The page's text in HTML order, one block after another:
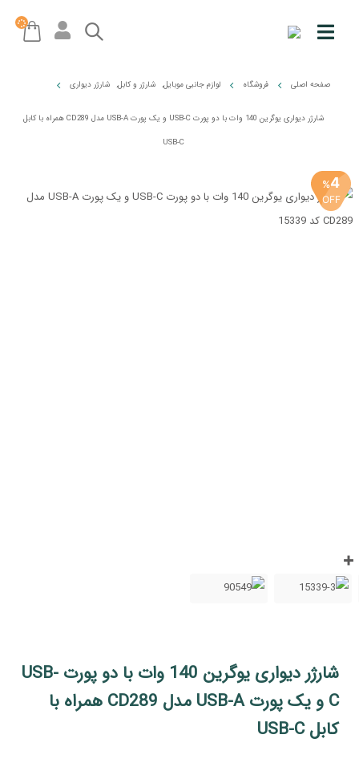
صفحه اصلی فروشگاه لوازم جانبی موبایل, شارژر و کابل, شارژر دیواری
شارژر دیواری یوگرین 140 وات با دو پورت USB-C و یک پورت USB-A مدل CD289 همراه با کابل
USB-C
شارژر دیواری یوگرین 140 وات با دو پورت USB-
C و یک پورت USB-A مدل CD289 همراه با
کابل USB-C
4
%
OFF